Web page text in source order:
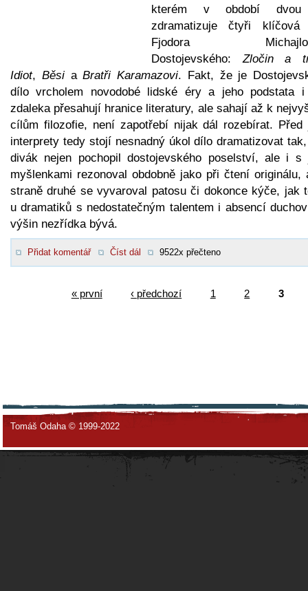
kterém v období
zdramatizuje čtyři klíčová
Fjodora
Dostojevského: Zločin a
Idiot, BěsiaBratři Karamazovi. Fakt, že je
dílo vrcholem novodobé lidské éry a jeho podstata
zdaleka přesahují hranice literatury, ale sahají až k
cílům filozofie, není zapotřebí nijak dál rozebírat. Před
interprety tedy stojí nesnadný úkol dílo dramatizovat
divák nejen pochopil dostojevského poselství, ale i s
myšlenkami rezonoval obdobně jako při čtení originálu,
straně druhé se vyvaroval patosu či dokonce kýče, jak
u dramatiků s nedostatečným talentem i absencí
výšin nezřídka bývá.
Přidat komentář Číst dál 9522x přečteno
« první ‹ předchozí 1 2 3
Tomáš Odaha © 1999-2022